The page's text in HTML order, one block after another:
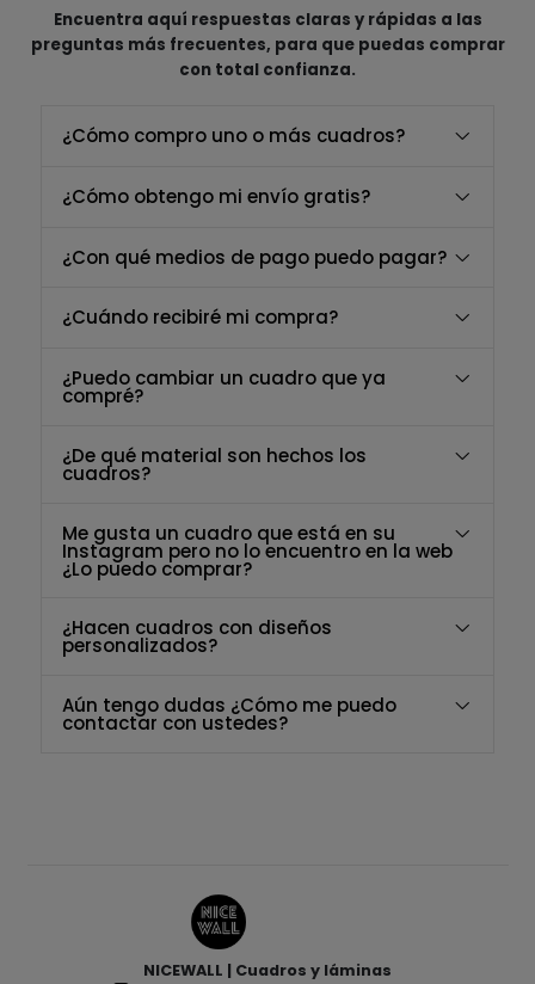
Encuentra aquí respuestas claras y rápidas a las
preguntas más frecuentes, para que puedas comprar
con total confianza.
¿Cómo compro uno o más cuadros?
¿Cómo obtengo mi envío gratis?
¿Con qué medios de pago puedo pagar?
¿Cuándo recibiré mi compra?
¿Puedo cambiar un cuadro que ya
compré?
¿De qué material son hechos los
cuadros?
Me gusta un cuadro que está en su
Instagram pero no lo encuentro en la web
¿Lo puedo comprar?
¿Hacen cuadros con diseños
personalizados?
Aún tengo dudas ¿Cómo me puedo
contactar con ustedes?
NICEWALL | Cuadros y láminas